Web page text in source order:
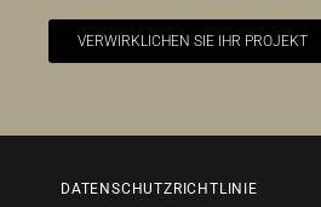
VERWIRKLICHEN SIE IHR PROJEKT
DATENSCHUTZRICHTLINIE